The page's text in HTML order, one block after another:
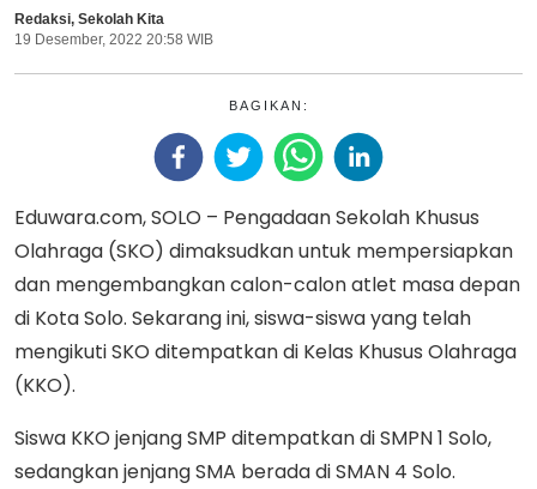
Redaksi, Sekolah Kita
19 Desember, 2022 20:58 WIB
BAGIKAN:
Eduwara.com, SOLO – Pengadaan Sekolah Khusus
Olahraga (SKO) dimaksudkan untuk mempersiapkan
dan mengembangkan calon-calon atlet masa depan
di Kota Solo. Sekarang ini, siswa-siswa yang telah
mengikuti SKO ditempatkan di Kelas Khusus Olahraga
(KKO).
Siswa KKO jenjang SMP ditempatkan di SMPN 1 Solo,
sedangkan jenjang SMA berada di SMAN 4 Solo.